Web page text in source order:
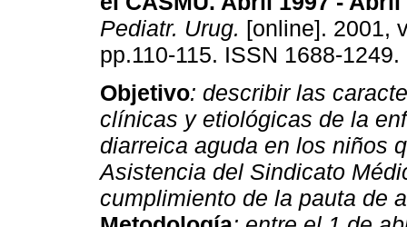
Pediatr. Urug. [online]. 2001,
pp.110-115. ISSN 1688-1249.
Objetivo: describir las
clínicas y etiológicas de la
diarreica aguda en los niños
Asistencia del Sindicato
cumplimiento de la pauta de